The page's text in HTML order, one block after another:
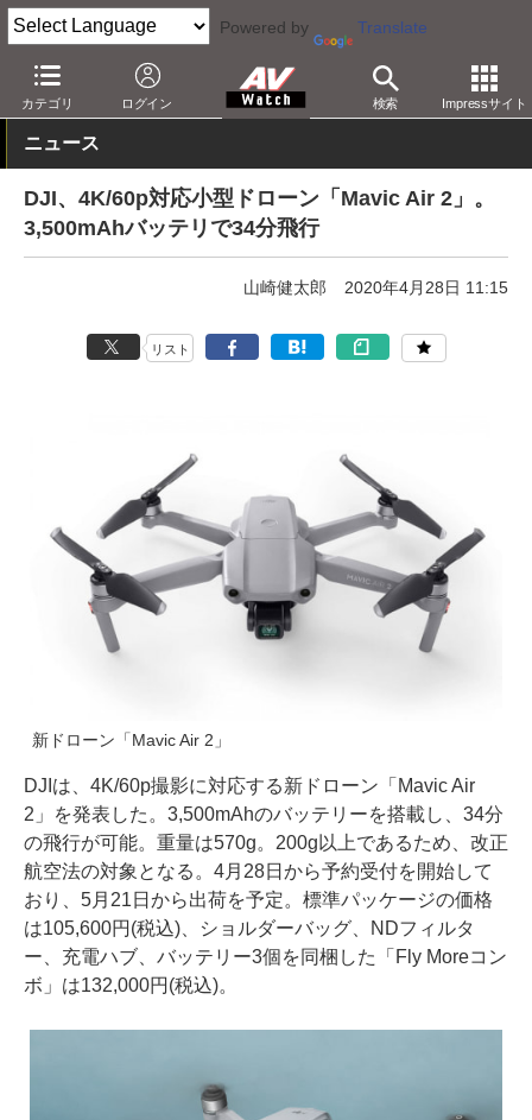
Powered by Translate
カテゴリ ログイン 検索 Impressサイト
AV Watch 製品 ドローン/UAV
ニュース
DJI、4K/60p対応小型ドローン「Mavic Air 2」。
3,500mAhバッテリで34分飛行
山崎健太郎 2020年4月28日 11:15
リスト
新ドローン「Mavic Air 2」
DJIは、4K/60p撮影に対応する新ドローン「Mavic Air
2」を発表した。3,500mAhのバッテリーを搭載し、34分
の飛行が可能。重量は570g。200g以上であるため、改正
航空法の対象となる。4月28日から予約受付を開始して
おり、5月21日から出荷を予定。標準パッケージの価格
は105,600円(税込)、ショルダーバッグ、NDフィルタ
ー、充電ハブ、バッテリー3個を同梱した「Fly Moreコン
ボ」は132,000円(税込)。